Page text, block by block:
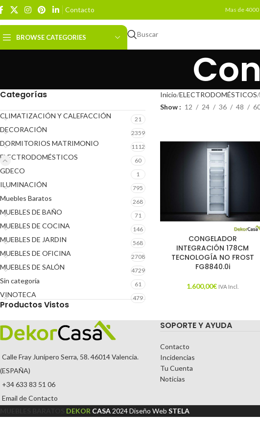
Contacto Mas de
BROWSE CATEGORIES Buscar
Categorías
CLIMATIZACIÓN Y CALEFACCIÓN 21
DECORACIÓN 2359
DORMITORIOS MATRIMONIO 1112
ELECTRODOMÉSTICOS 60
GDECO 1
ILUMINACIÓN 795
Muebles Baratos 268
MUEBLES DE BAÑO 71
MUEBLES DE COCINA 146
MUEBLES DE JARDIN 568
MUEBLES DE OFICINA 2708
MUEBLES DE SALÓN 4729
Sin categoría 61
VINOTECA 479
Productos Vistos
Inicio ELECTRODOMÉSTICOS
Show
12 24 36 48
CONGELADOR
INTEGRACIÓN 178CM
TECNOLOGÍA NO FROST
FG8840.0i
1.600,00€ IVA Incl.
Calle Fray Junípero Serra, 58. 46014 Valencia.
(ESPAÑA)
+34 633 83 51 06
Email de Contacto
SOPORTE Y AYUDA
Contacto
Incidencias
Tu Cuenta
Noticias
DEKOR CASA 2024Diseño Web STELA